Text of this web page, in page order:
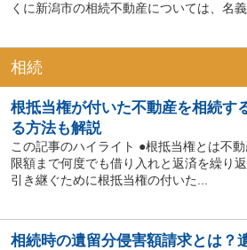
くに新潟市の相続不動産については、名義
相続
根抵当権が付いた不動産を相続す
る方法も解説
この記事のハイライト ●根抵当権とは不
限額まで何度でも借り入れと返済を繰り
引き継ぐために根抵当権の付いた...
相続時の遺留分侵害額請求とは？